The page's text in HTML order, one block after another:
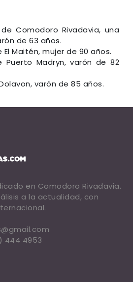
Comodoro Rivadavia, una
de 63 años.
Maitén, mujer de 90 años.
Puerto Madryn, varón de 82
varón de 85 años.
en Comodoro Rivadavia.
a la actualidad, con
444 4953